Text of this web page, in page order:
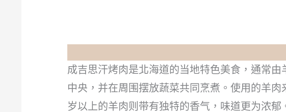
成吉思汗烤肉是北海道的当地特色美食，通常
中央，并在周围摆放蔬菜共同烹煮。使用的羊
岁以上的羊肉则带有独特的香气，味道更为浓郁